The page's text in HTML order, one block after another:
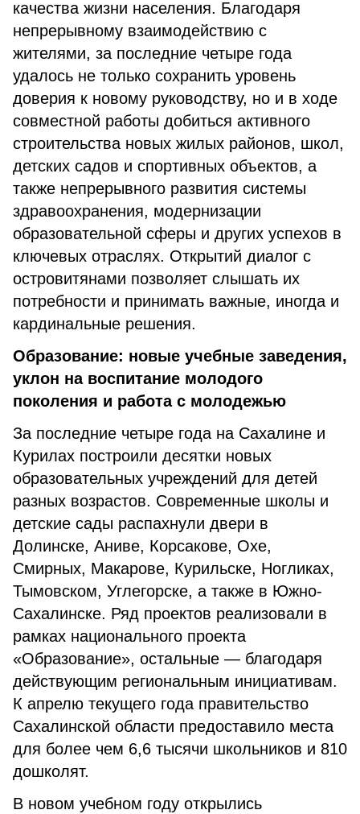
качества жизни населения. Благодаря
непрерывному взаимодействию с
жителями, за последние четыре года
удалось не только сохранить уровень
доверия к новому руководству, но и в ходе
совместной работы добиться активного
строительства новых жилых районов, школ,
детских садов и спортивных объектов, а
также непрерывного развития системы
здравоохранения, модернизации
образовательной сферы и других успехов в
ключевых отраслях. Открытий диалог с
островитянами позволяет слышать их
потребности и принимать важные, иногда и
кардинальные решения.
Образование: новые учебные заведения,
уклон на воспитание молодого
поколения и работа с молодежью
За последние четыре года на Сахалине и
Курилах построили десятки новых
образовательных учреждений для детей
разных возрастов. Современные школы и
детские сады распахнули двери в
Долинске, Аниве, Корсакове, Охе,
Смирных, Макарове, Курильске, Ногликах,
Тымовском, Углегорске, а также в Южно-
Сахалинске. Ряд проектов реализовали в
рамках национального проекта
«Образование», остальные — благодаря
действующим региональным инициативам.
К апрелю текущего года правительство
Сахалинской области предоставило места
для более чем 6,6 тысячи школьников и 810
дошколят.
В новом учебном году открылись